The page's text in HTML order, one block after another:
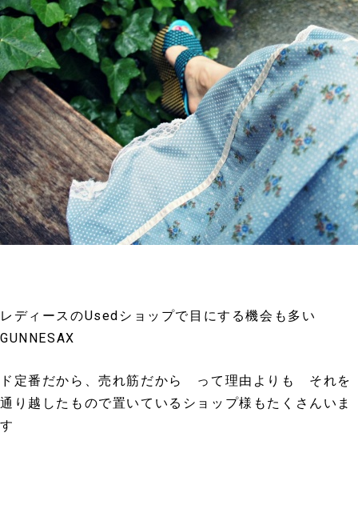
レディースのUsedショップで目にする機会も多い
GUNNESAX
ド定番だから、売れ筋だから って理由よりも それを
通り越したもので置いているショップ様もたくさんいま
す